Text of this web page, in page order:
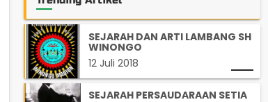
SEJARAH DAN ARTI LAMBANG SH
WINONGO
12 Juli 2018
SEJARAH PERSAUDARAAN SETIA